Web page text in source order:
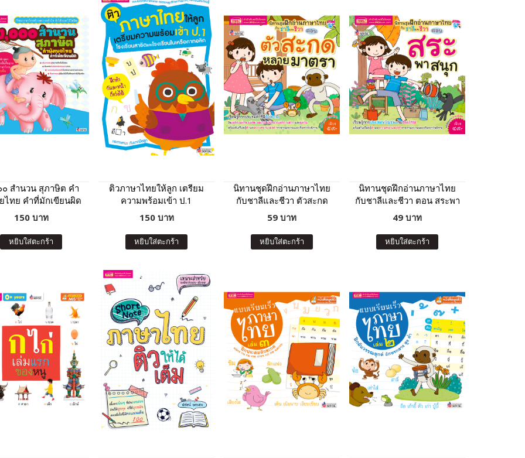
สำนวน สุภาษิต คำ
ไทย คำที่มักเขียนผิด
(ฉบับปรับปรุง)
150 บาท
หยิบใส่ตะกร้า
ติวภาษาไทยให้ลูก เตรียม
ความพร้อมเข้า ป.1
โรงเรียนสาธิตและโรงเรียน
ปรับปรุง)
150 บาท
หยิบใส่ตะกร้า
นิทานชุดฝึกอ่านภาษาไทย
กับชาลีและชีวา ตัวสะกด
หลายมาตรา
59 บาท
หยิบใส่ตะกร้า
นิทานชุดฝึกอ่านภาษาไทย
กับชาลีและชีวา ตอน สระพา
สนุก
49 บาท
หยิบใส่ตะกร้า